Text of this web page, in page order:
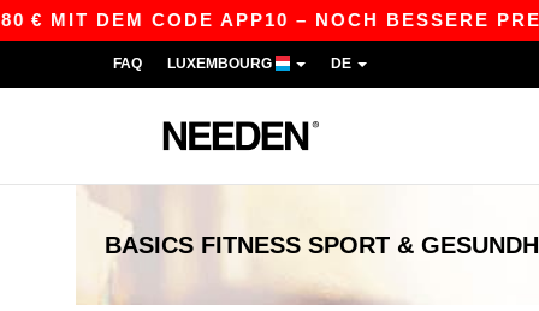
DEM CODE APP10 – NOCH BESSERE PREISE
FAQ LUXEMBOURG DE
BASICS FITNESS SPORT &